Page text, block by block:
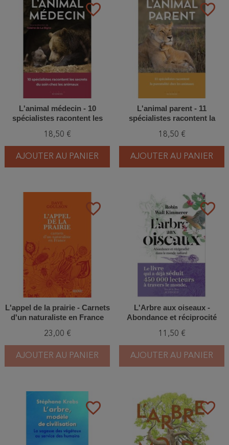
favorite_border
L'animal médecin - 10
spécialistes racontent les
animaux
18,50 €
AJOUTER AU PANIER
favorite_border
L'animal parent - 11
spécialistes racontent la
18,50 €
AJOUTER AU PANIER
favorite_border
L'appel de la prairie - Carnets
d'un naturaliste en France
23,00 €
AJOUTER AU PANIER
favorite_border
L'Arbre aux oiseaux -
Abondance et réciprocité
11,50 €
AJOUTER AU PANIER
favorite_border favorite_border